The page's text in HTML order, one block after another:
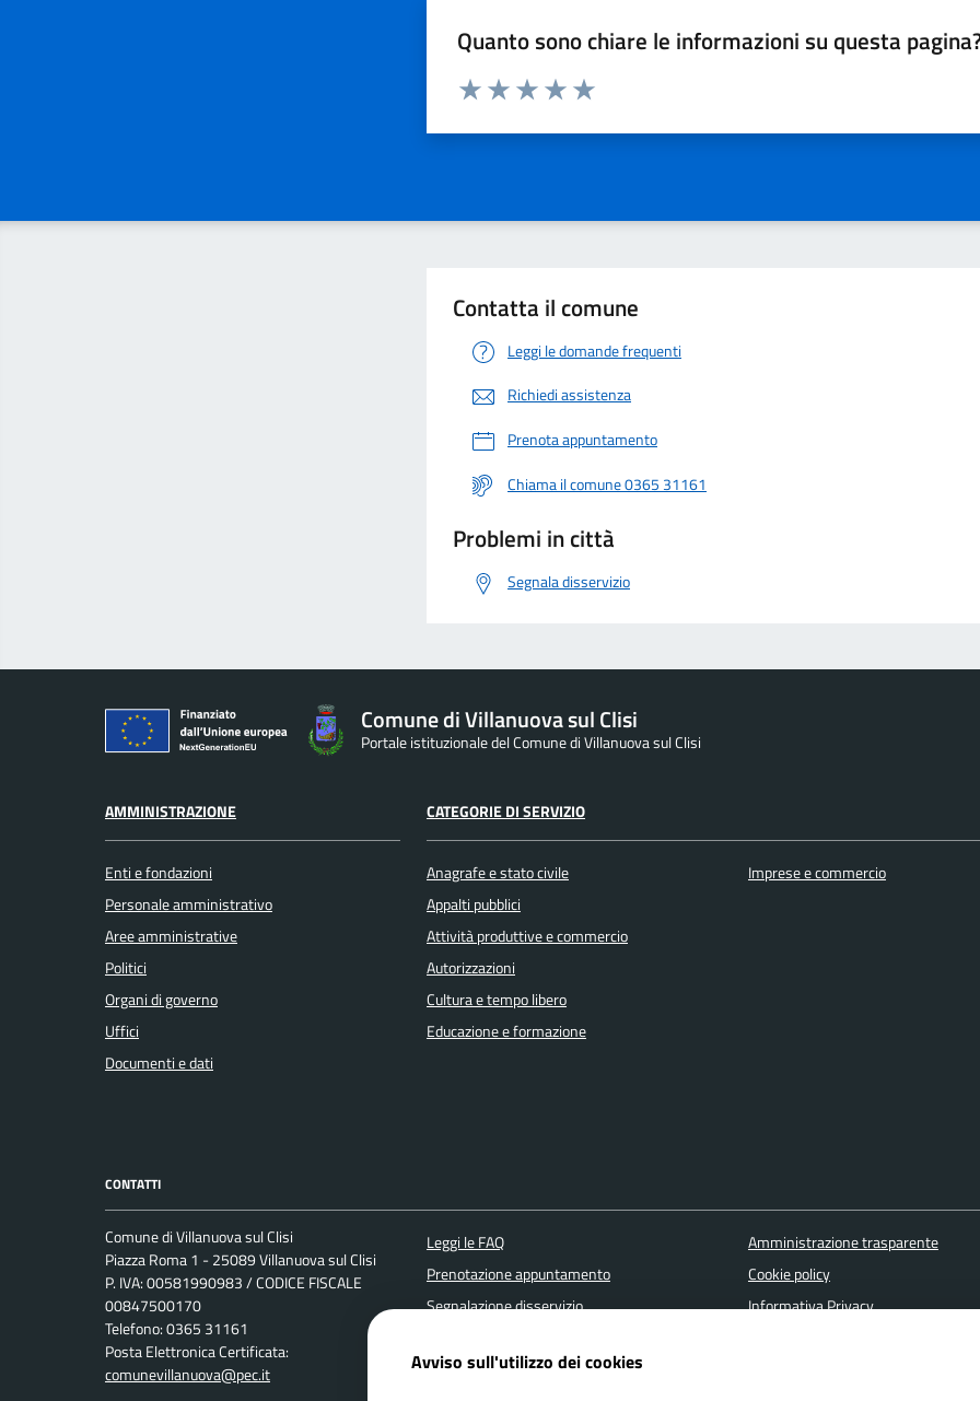
Quanto sono chiare le informazioni su questa
Valuta da 1 a 5 stelle la pagina
Contatta il comune
Leggi le domande frequenti
Richiedi assistenza
Prenota appuntamento
Chiama il comune 0365 31161
Problemi in città
Segnala disservizio
Comune di Villanuova sul Clisi
Portale istituzionale del Comune di Villanuova sul Clisi
AMMINISTRAZIONE
Enti e fondazioni
Personale amministrativo
Aree amministrative
Politici
Organi di governo
Uffici
Documenti e dati
CATEGORIE DI SERVIZIO
Anagrafe e stato civile
Appalti pubblici
Attività produttive e commercio
Autorizzazioni
Cultura e tempo libero
Educazione e formazione
Imprese e commercio
CONTATTI
Comune di Villanuova sul Clisi
Piazza Roma 1 - 25089 Villanuova sul Clisi
P. IVA: 00581990983 / CODICE FISCALE
00847500170
Telefono: 0365 31161
Posta Elettronica Certificata:
comunevillanuova@pec.it
Leggi le FAQ
Prenotazione appuntamento
Segnalazione disservizio
Amministrazione trasparente
Cookie policy
Informativa Privacy
Avviso sull'utilizzo dei cookies